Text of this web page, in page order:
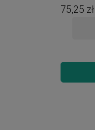
75,25 zł